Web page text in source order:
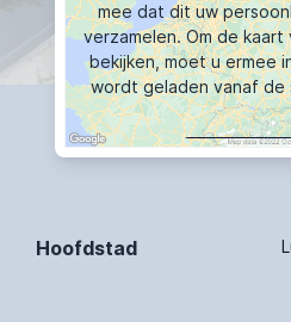
mee dat dit uw
verzamelen. Om de
bekijken, moet u ermee
wordt geladen vanaf de
KAART
Hoofdstad